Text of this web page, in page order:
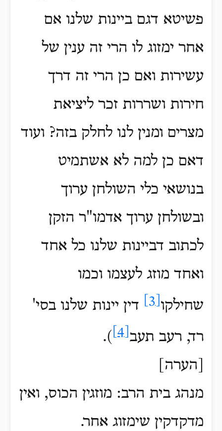
פשיטא דגם ביינות שלנו אם
אחר ימזוג לו הרי זה ענין של
עשירות ואם כן הרי זה דרך
חירות ושררות זכר ליציאת
מצרים ומנין לנו לחלק בזה? ועוד
דאם כן למה לא אשתמיט
בנושאי כלי השולחן ערוך
ובשולחן ערוך אדמו"ר הזקן
לכתוב דביינות שלנו כל אחד
ואחד מוזג לעצמו וכמו
שחילקו
דין יינות שלנו בסי'
רד, רעב תעב
)
.
[הערה]
מנהג בית הרב: מוזגין הכוס, ואין
מדקדקין שימזוג אחר.